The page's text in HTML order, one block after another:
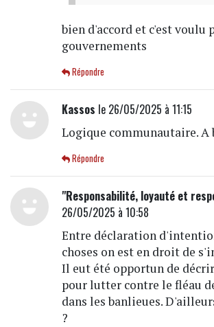
bien d'accord et c'est voulu
gouvernements
Répondre
Kassos le 26/05/2025 à 11:15
Logique communautaire. A
Répondre
"Responsabilité, loyauté et
26/05/2025 à 10:58
Entre déclaration
choses on est en droit de
Il eut été opportun de
pour lutter contre le fléau
dans les banlieues.
?